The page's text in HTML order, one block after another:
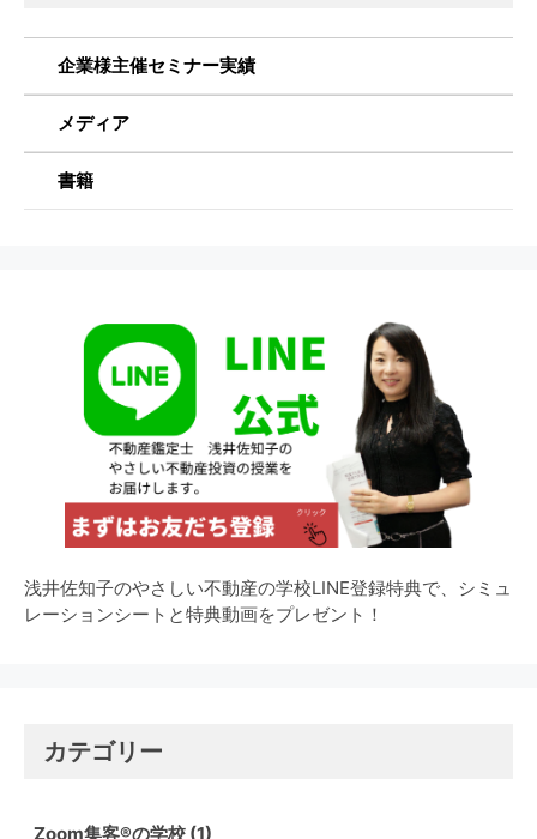
企業様主催セミナー実績
メディア
書籍
浅井佐知子のやさしい不動産の学校LINE登録特典で、シミュ
レーションシートと特典動画をプレゼント！
カテゴリー
Zoom集客®の学校(1)